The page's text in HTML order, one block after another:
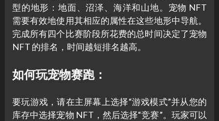
型的地形：地面、沼泽、海洋和山地。宠物 NFT
需要有效地使用其相应的属性在这些地形中导航。
完成所有四个比赛阶段所花费的总时间决定了宠物
NFT 的排名，时间越短排名越高。
如何玩宠物赛跑：
要玩游戏，请在主屏幕上选择“游戏模式”并从您的
库存中选择宠物 NFT，然后选择“竞赛”。玩家可以